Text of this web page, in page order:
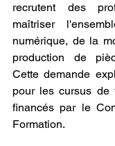
recrutent des
maîtriser
numérique, de la
production de
Cette demande
pour les cursus de
financés par le
Formation.